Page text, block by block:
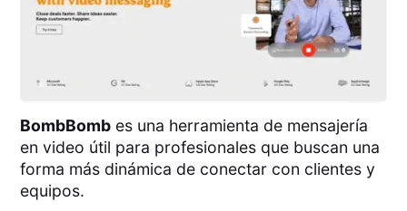
BombBomb es una herramienta de mensajería
en video útil para profesionales que buscan una
forma más dinámica de conectar con clientes y
equipos.